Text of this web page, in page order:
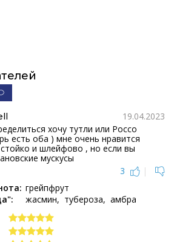
19.04.2023
хочу тутли или Россо
есть оба ) мне очень нравится
и шлейфово , но если вы
мускусы
3
|
грейпфрут
жасмин тубероза амбра